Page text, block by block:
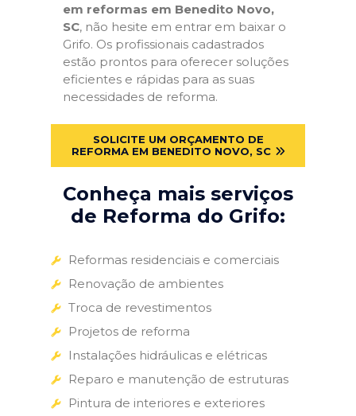
em reformas em Benedito Novo,
SC, não hesite em entrar em baixar o
Grifo. Os profissionais cadastrados
estão prontos para oferecer soluções
eficientes e rápidas para as suas
necessidades de reforma.
SOLICITE UM ORÇAMENTO DE
REFORMA EM BENEDITO NOVO, SC
Conheça mais serviços
de Reforma do Grifo:
Reformas residenciais e comerciais
Renovação de ambientes
Troca de revestimentos
Projetos de reforma
Instalações hidráulicas e elétricas
Reparo e manutenção de estruturas
Pintura de interiores e exteriores